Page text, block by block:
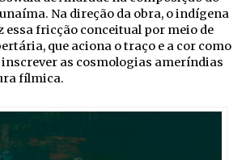
Na direção da obra, o indígena
essa fricção conceitual por meio de
que aciona o traço e a cor como
as cosmologias ameríndias
fílmica.